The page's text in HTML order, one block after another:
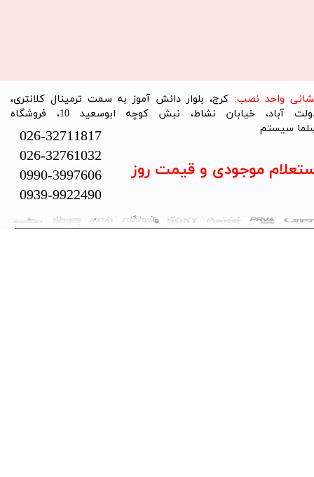
تمام حقوق این سایت متعلق به فروشگاه سلما سیستم می‌باشد.
واحد نصب: کرج، بلوار دانش آموز به سمت ترمینال کلانتری،
دولت آباد، خیابان نشاط، نبش کوچه ابوسعید 10، فروشگاه
سیستم​​​​​​​
026-32711817
026-32761032
0990-3997606
0939-9922490
موجودی و قیمت روز